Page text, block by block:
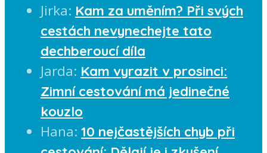
Jirka: Kam za uměním? Při svých
cestách nevynechejte tato
dechberoucí díla
Jarda: Kam vyrazit v prosinci:
Zimní cestování má jedinečné
kouzlo
Hana: 10 nejčastějších chyb při